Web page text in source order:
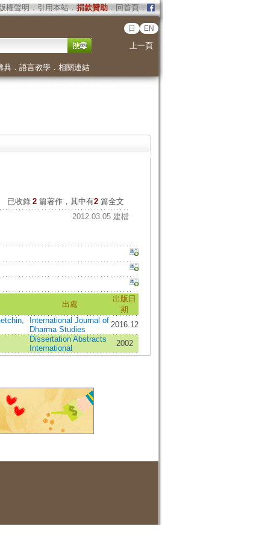
版權聲明 ． 引用本站． 捐款贊助．回首頁．
日 EN
上一頁
典． 語言教學． 相關連結
已收錄 2 篇著作，其中有2篇全文
2012.03.05 建檔
出處
出版日
期
International Journal of
Dharma Studies
2016.12
Dissertation Abstracts
International
2002